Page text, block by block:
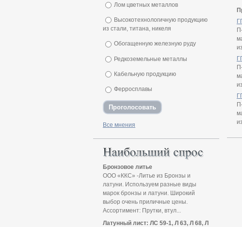
Лом цветных металлов
Высокотехнологичную продукцию
из стали, титана, никеля
Обогащенную железную руду
Редкоземельные металлы
Кабельную продукцию
Ферросплавы
Все мнения
Бронзовое литье
ООО «ККС» -Литье из Бронзы и
латуни. Используем разные виды
марок бронзы и латуни. Широкий
выбор очень приличные цены.
Ассортимент: Прутки, втул...
Латунный лист: ЛС 59-1, Л 63, Л 68, Л